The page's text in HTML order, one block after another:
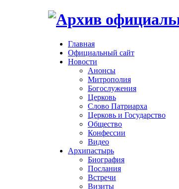
Главная
Официальный сайт
Новости
Анонсы
Митрополия
Богослужения
Церковь
Слово Патриарха
Церковь и Государство
Общество
Конфессии
Видео
Архипастырь
Биография
Послания
Встречи
Визиты